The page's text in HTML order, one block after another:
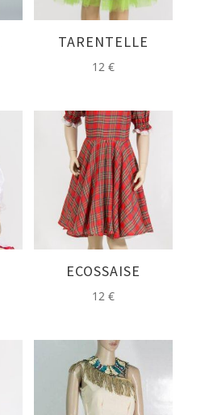
TARENTELLE
12€
ECOSSAISE
12€